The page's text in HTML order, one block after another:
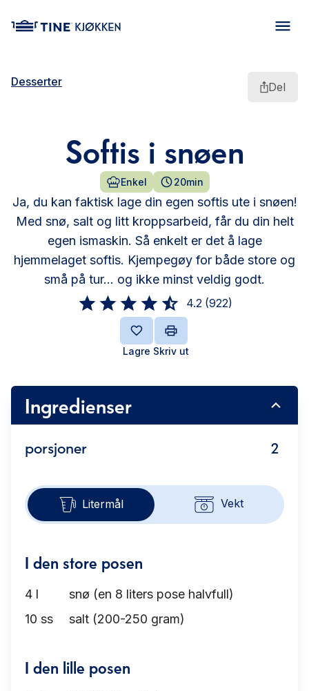
Desserter Del
Softis i snøen
Enkel 20min
Ja, du kan faktisk lage din egen softis ute i snøen!
Med snø, salt og litt kroppsarbeid, får du din helt
egen ismaskin. Så enkelt er det å lage
hjemmelaget softis. Kjempegøy for både store og
små på tur… og ikke minst veldig godt.
4.2 (922)
Lagre Skriv ut
Ingredienser
porsjoner 2
Litermål Vekt
I den store posen
4 l
snø (en 8 liters pose halvfull)
10 ss salt (200-250 gram)
I den lille posen